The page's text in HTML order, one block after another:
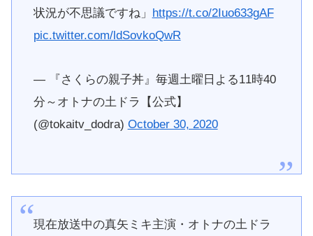
状況が不思議ですね」
https://t.co/2Iuo633gAF
pic.twitter.com/ldSovkoQwR
— 『さくらの親子丼』毎週土曜日よる11時40
分～オトナの土ドラ【公式】
(@tokaitv_dodra) October 30, 2020
現在放送中の真矢ミキ主演・オトナの土ドラ